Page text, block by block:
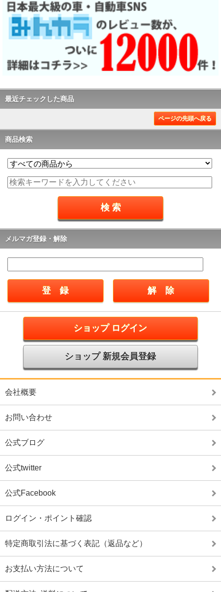
最近チェックした商品
ページの先頭へ戻る
商品検索
メルマガ登録・解除
ショップ ログイン
ショップ 新規会員登録
会社概要
お問い合わせ
公式ブログ
公式twitter
公式Facebook
ログイン・ポイント確認
特定商取引法に基づく表記（返品など）
お支払い方法について